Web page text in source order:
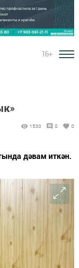
16+
1530 0 0
дәвам иткән.